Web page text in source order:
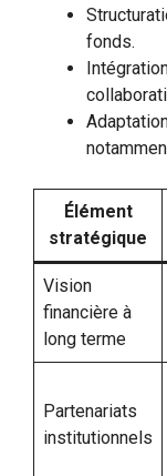
fonds.
Élément
stratégique
Vision
financière à
long terme
Partenariats
institutionnels